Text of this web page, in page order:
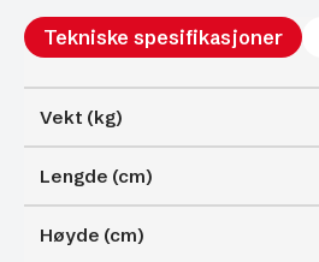
Tekniske spesifikasjoner
Vekt (kg)
Lengde (cm)
Høyde (cm)